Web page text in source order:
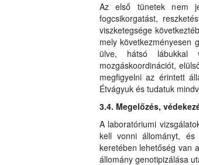
Az első tünetek nem
fogcsikorgatást,
viszketegsége
mely következményesen
ülve, hátsó lábukkal
mozgáskoordinációt,
megfigyelni az érintett
Étvágyuk és tudatuk
3.4. Megelőzés,
A laboratóriumi
kell vonni állományt, és
keretében lehetőség van
állomány genotipizálása